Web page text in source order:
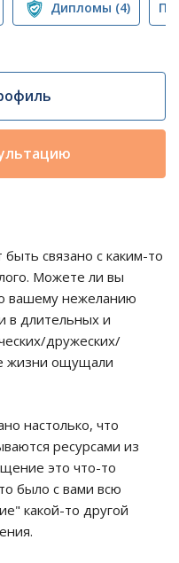
Дипломы (4)
связано с каким-то
Можете ли вы
вашему нежеланию
в длительных и
дружеских/
жизни ощущали
настолько, что
ресурсами из
это что-то
было с вами всю
какой-то другой